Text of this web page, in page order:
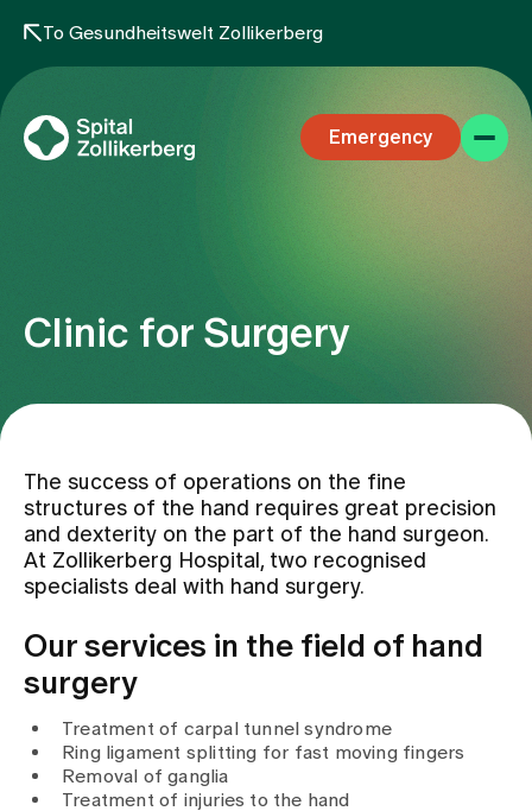
To Gesundheitswelt Zollikerberg
Emergency
Team
Assigning
About us
Clinic for Surgery
The success of operations on the fine
structures of the hand requires great precision
and dexterity on the part of the hand surgeon.
At Zollikerberg Hospital, two recognised
specialists deal with hand surgery.
Our services in the field of hand
surgery
Treatment of carpal tunnel syndrome
Ring ligament splitting for fast moving fingers
Removal of ganglia
Treatment of injuries to the hand